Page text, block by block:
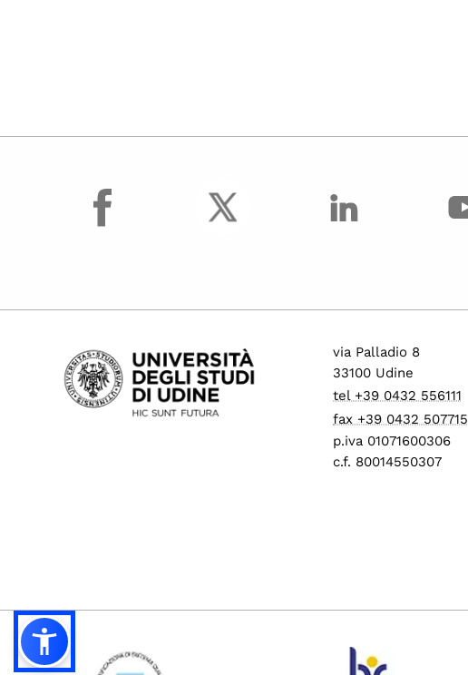
facebook
via Palladio 8
33100 Udine
tel +39 0432 556111
fax +39 0432 507715
p.iva 01071600306
c.f. 80014550307